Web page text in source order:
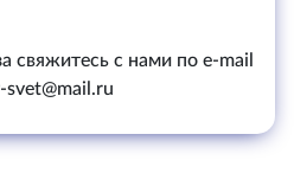
свяжитесь с нами по e-mail
svet@mail.ru